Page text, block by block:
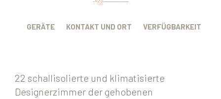
GERÄTE KONTAKT UND ORT VERFÜGBARKEIT
22 schallisolierte und klimatisierte
Designerzimmer der gehobenen